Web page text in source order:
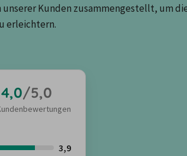
unserer Kunden zusammengestellt, um
erleichtern.
4,0/5,0
3,9